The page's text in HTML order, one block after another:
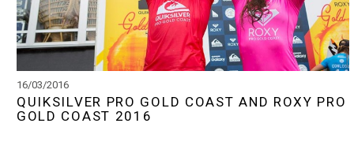
16/03/2016
QUIKSILVER PRO GOLD COAST AND ROXY PRO
GOLD COAST 2016